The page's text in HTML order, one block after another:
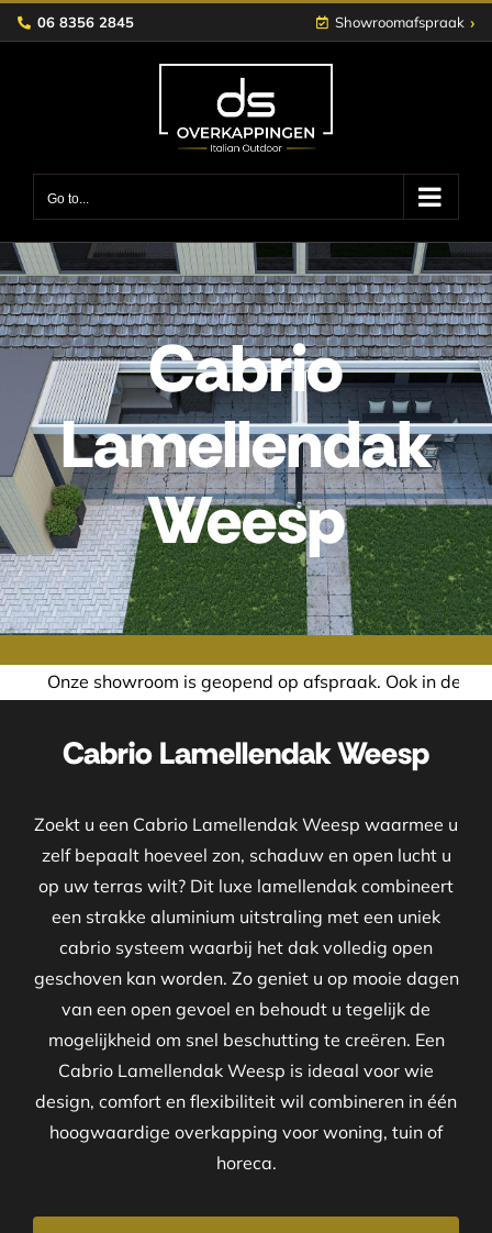
Skip
to
06 8356 2845 Showroomafspraak ›
Go to...
Cabrio
Lamellendak
Weesp
geopend op afspraak. Ook in de avond of in het weekend
Cabrio Lamellendak Weesp
Zoekt u een Cabrio Lamellendak Weesp waarmee u
zelf bepaalt hoeveel zon, schaduw en open lucht u
op uw terras wilt? Dit luxe lamellendak combineert
een strakke aluminium uitstraling met een uniek
cabrio systeem waarbij het dak volledig open
geschoven kan worden. Zo geniet u op mooie dagen
van een open gevoel en behoudt u tegelijk de
mogelijkheid om snel beschutting te creëren. Een
Cabrio Lamellendak Weesp is ideaal voor wie
design, comfort en flexibiliteit wil combineren in één
hoogwaardige overkapping voor woning, tuin of
horeca.